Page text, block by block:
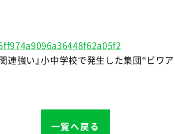
連強い』小中学校で発生した集団“ビワ
一覧へ戻る